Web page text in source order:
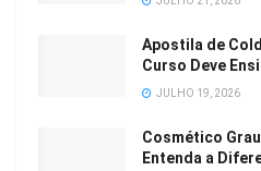
Apostila de
Curso Deve
JULHO 19, 2026
Cosmético Grau
Entenda a